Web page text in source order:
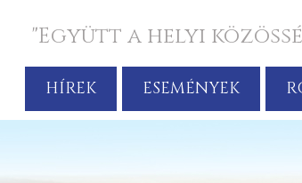
"Együtt a helyi
HÍREK ESEMÉNYEK